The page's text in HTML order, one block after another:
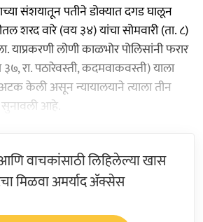
संशयातून पतीने डोक्यात दगड घालून
शरद वारे (वय ३४) यांचा सोमवारी (ता. ८)
याप्रकरणी लोणी काळभोर पोलिसांनी फरार
रा. पठारेवस्ती, कदमवाकवस्ती) याला
केली असून न्यायालयाने त्याला तीन
सुनावली आहे.
वाचकांसाठी लिहिलेल्या खास
मिळवा अमर्याद ॲक्सेस